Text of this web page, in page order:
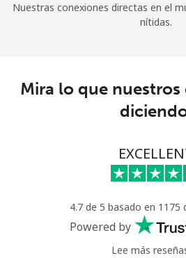
Nuestras conexiones directas en el
nítidas.
Mira lo que nuestros
4.7 de 5 basado en 1175
Powered by
Lee más